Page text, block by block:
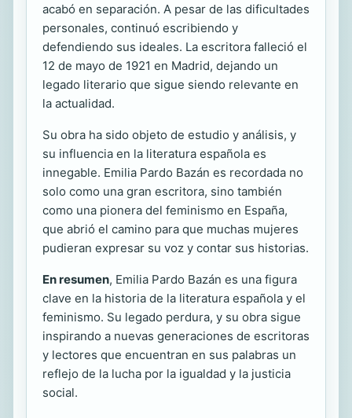
acabó en separación. A pesar de las dificultades
personales, continuó escribiendo y
defendiendo sus ideales. La escritora falleció el
12 de mayo de 1921 en Madrid, dejando un
legado literario que sigue siendo relevante en
la actualidad.
Su obra ha sido objeto de estudio y análisis, y
su influencia en la literatura española es
innegable. Emilia Pardo Bazán es recordada no
solo como una gran escritora, sino también
como una pionera del feminismo en España,
que abrió el camino para que muchas mujeres
pudieran expresar su voz y contar sus historias.
En resumen, Emilia Pardo Bazán es una figura
clave en la historia de la literatura española y el
feminismo. Su legado perdura, y su obra sigue
inspirando a nuevas generaciones de escritoras
y lectores que encuentran en sus palabras un
reflejo de la lucha por la igualdad y la justicia
social.